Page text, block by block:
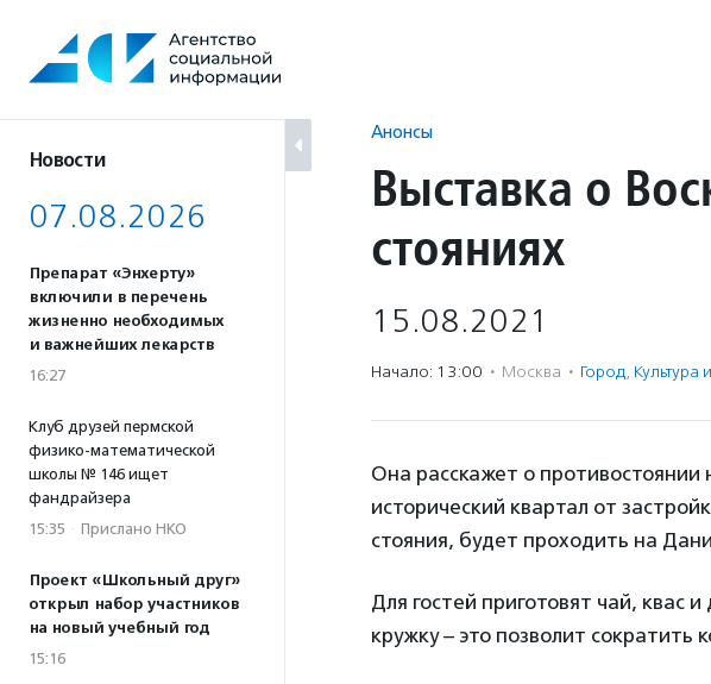
содержанию
Новости
07.08.2026
Препарат «Энхерту»
включили в перечень
жизненно необходимых
и важнейших лекарств
16:27
Клуб друзей пермской
физико-математической
школы № 146 ищет
фандрайзера
15:35 · Прислано НКО
Проект «Школьный друг»
открыл набор участников
на новый учебный год
15:16
Анонсы
Выставка о
стояниях
15.08.2021
Начало: 13:00 · Москва · Город, Культура
Она расскажет о противостоянии
исторический квартал от
стояния, будет проходить на
Для гостей приготовят чай,
кружку – это позволит сократить